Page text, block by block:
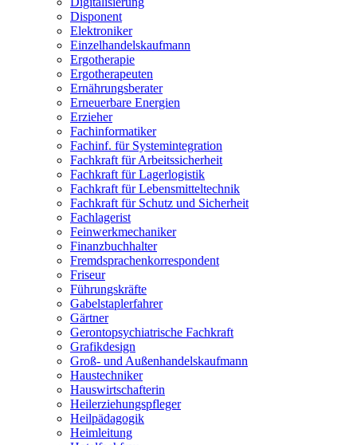
Disponent
Elektroniker
Einzelhandelskaufmann
Ergotherapie
Ergotherapeuten
Ernährungsberater
Erneuerbare Energien
Erzieher
Fachinformatiker
Fachinf. für Systemintegration
Fachkraft für Arbeitssicherheit
Fachkraft für Lagerlogistik
Fachkraft für Lebensmitteltechnik
Fachkraft für Schutz und Sicherheit
Fachlagerist
Feinwerkmechaniker
Finanzbuchhalter
Fremdsprachenkorrespondent
Friseur
Führungskräfte
Gabelstaplerfahrer
Gärtner
Gerontopsychiatrische Fachkraft
Grafikdesign
Groß- und Außenhandelskaufmann
Haustechniker
Hauswirtschafterin
Heilerziehungspfleger
Heilpädagogik
Heimleitung